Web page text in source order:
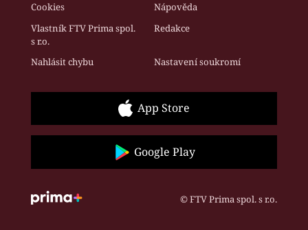
Cookies
Nápověda
Vlastník FTV Prima spol.
s r.o.
Redakce
Nahlásit chybu Nastavení soukromí
App Store
Google Play
© FTV Prima spol. s r.o.